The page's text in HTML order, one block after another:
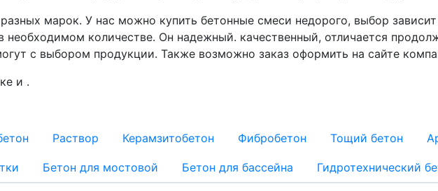
марок. У нас можно купить бетонные смеси недорого, выбор
необходимом количестве. Он надежный. качественный, отличается
с выбором продукции. Также возможно заказ оформить на сайте
и .
Раствор Керамзитобетон Фибробетон Тощий бетон
Бетон для мостовой Бетон для бассейна Гидротехнический